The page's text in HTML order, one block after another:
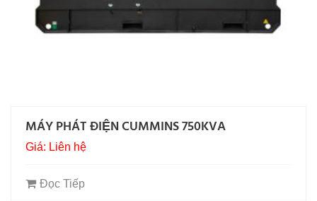
MÁY PHÁT ĐIỆN CUMMINS 750KVA
Giá: Liên hệ
Đọc Tiếp